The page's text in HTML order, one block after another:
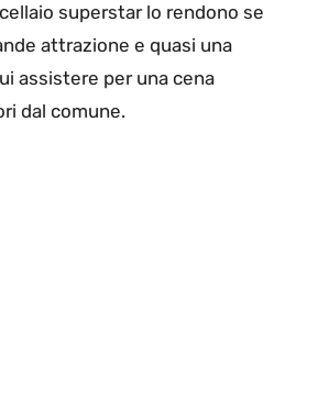
superstar lo rendono se
attrazione e quasi una
assistere per una cena
dal comune.